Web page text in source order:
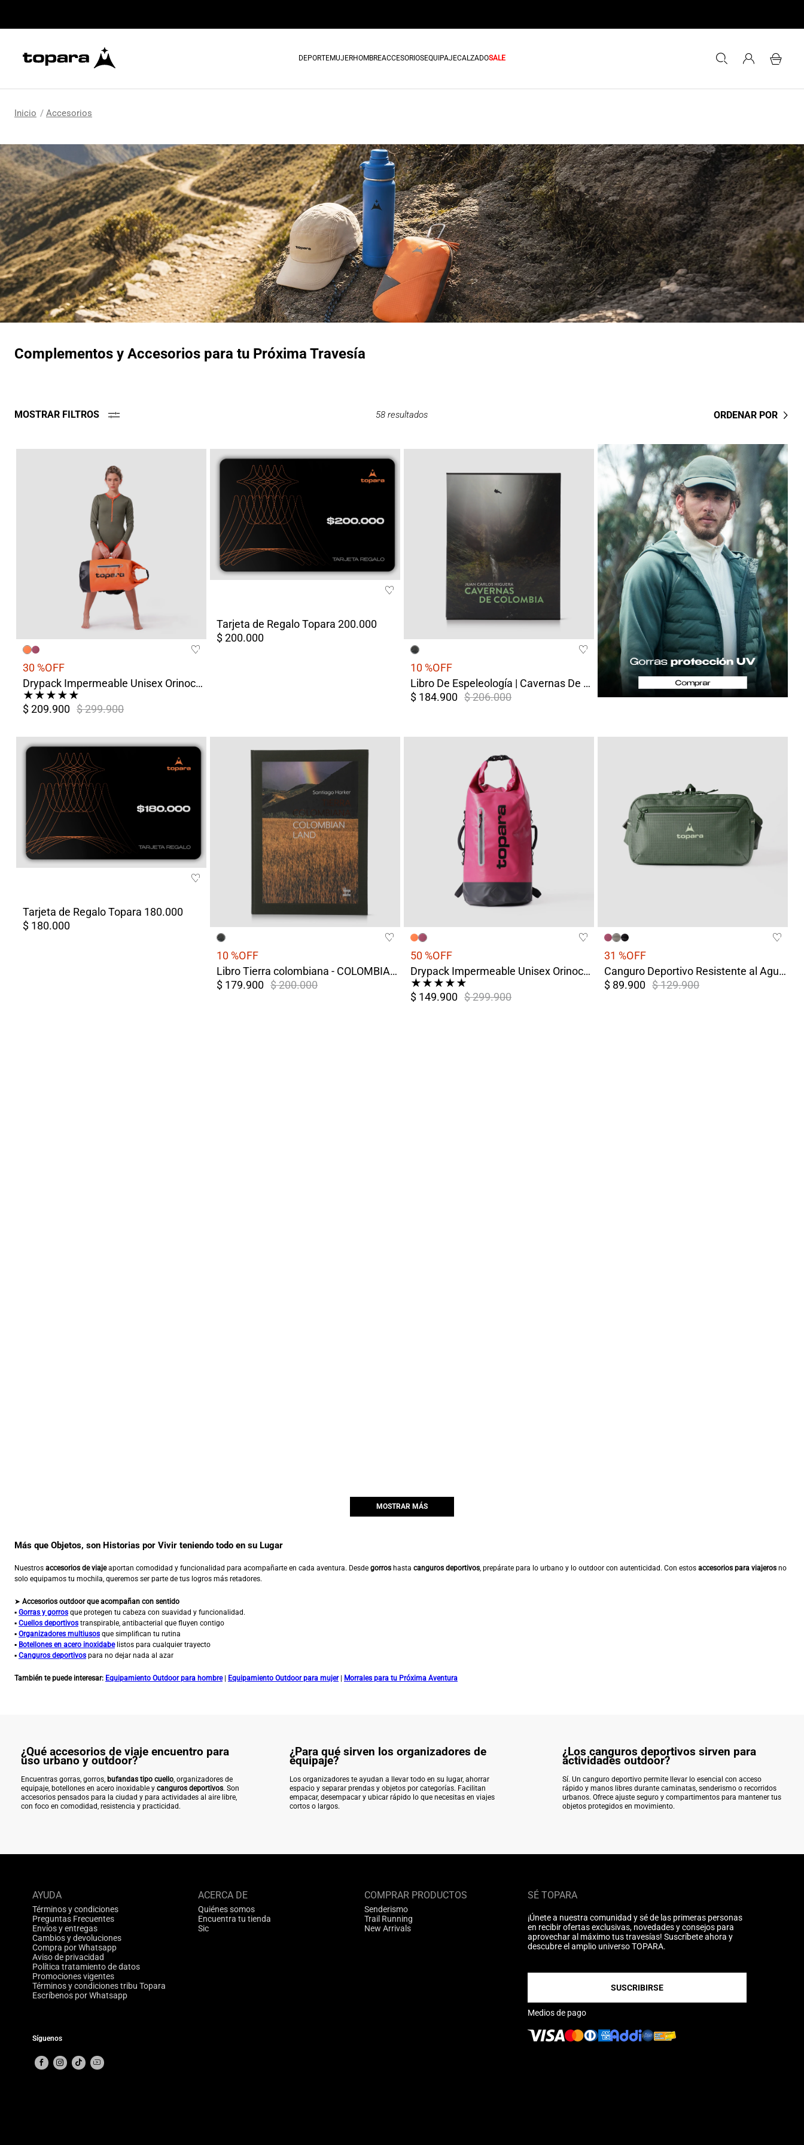
DEPORTEMUJERHOMBREACCESORIOSEQUIPAJECALZADOSALE
Accesorios
Complementos y Accesorios para tu Próxima Travesía
MOSTRAR FILTROS 58resultados ORDENAR POR
30 %OFF
Drypack Impermeable Unisex Orinoco Naranja
★★★★★
$ 209.900 $ 299.900
Tarjeta de Regalo Topara 200.000
$ 200.000
10 %OFF
Libro De Espeleología | Cavernas De Colombia
$ 184.900 $ 206.000
Tarjeta de Regalo Topara 180.000
$ 180.000
10 %OFF
Libro Tierra colombiana - COLOMBIAN LAND | Fotografía de Paisajes
$ 179.900 $ 200.000
50 %OFF
Drypack Impermeable Unisex Orinoco Rosado
★★★★★
$ 149.900 $ 299.900
31 %OFF
Canguro Deportivo Resistente al Agua Tikal Verde
$ 89.900 $ 129.900
MOSTRAR MÁS
Más que Objetos, son Historias por Vivir teniendo todo en su Lugar
Nuestros accesorios de viajeaportan comodidad y funcionalidad para acompañarte en cada aventura. Desde gorros hasta canguros deportivos , prepárate para lo urbano y lo outdoor con autenticidad. Con estos accesorios para viajeros no
solo equipamos tu mochila, queremos ser parte de tus logros más retadores.
➤ Accesorios outdoor que acompañan con sentido
▪ Gorras y gorros que protegen tu cabeza con suavidad y funcionalidad.
▪ Cuellos deportivos transpirable, antibacterial que fluyen contigo
▪ Organizadores multiusos que simplifican tu rutina
▪ Botellones en acero inoxidabelistos para cualquier trayecto
▪ Canguros deportivos para no dejar nada al azar
También te puede interesar: Equipamiento Outdoor para hombre| Equipamiento Outdoor para mujer| Morrales para tu Próxima Aventura
¿Qué accesorios de viaje encuentro para
uso urbano y outdoor?
Encuentras gorras, gorros, bufandas tipo cuello, organizadores de
equipaje, botellones en acero inoxidable y canguros deportivos. Son
accesorios pensados para la ciudad y para actividades al aire libre,
con foco en comodidad, resistencia y practicidad.
¿Para qué sirven los organizadores de
equipaje?
Los organizadores te ayudan a llevar todo en su lugar, ahorrar
espacio y separar prendas y objetos por categorías. Facilitan
empacar, desempacar y ubicar rápido lo que necesitas en viajes
cortos o largos.
¿Los canguros deportivos sirven para
actividades outdoor?
Sí. Un canguro deportivo permite llevar lo esencial con acceso
rápido y manos libres durante caminatas, senderismo o recorridos
urbanos. Ofrece ajuste seguro y compartimentos para mantener tus
objetos protegidos en movimiento.
AYUDA
Términos y condiciones
Preguntas Frecuentes
Envíos y entregas
Cambios y devoluciones
Compra por Whatsapp
Aviso de privacidad
Política tratamiento de datos
Promociones vigentes
Términos y condiciones tribu Topara
Escríbenos por Whatsapp
ACERCA DE
Quiénes somos
Encuentra tu tienda
Sic
COMPRAR PRODUCTOS
Senderismo
Trail Running
New Arrivals
Síguenos
SÉ TOPARA
¡Únete a nuestra comunidad y sé de las primeras personas
en recibir ofertas exclusivas, novedades y consejos para
aprovechar al máximo tus travesías! Suscríbete ahora y
descubre el amplio universo TOPARA.
SUSCRIBIRSE
Medios de pago